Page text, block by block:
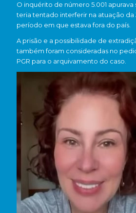
O inquérito de número 5.001
teria tentado interferir na atuação da
período em que estava fora do país.
A prisão e a possibilidade de
também foram consideradas no
PGR para o arquivamento do caso.